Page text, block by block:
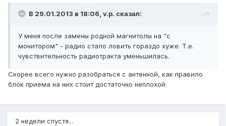
В 29.01.2013 в 18:06, v.p. сказал:
У меня после замены родной магнитолы на "с
монитором" - радио стало ловить гораздо хуже. Т.е.
чувствительность радиотракта уменьшилась.
Скорее всего нужно разобраться с антенной, как правило
блок приема на них стоит достаточно неплохой.
2 недели спустя...